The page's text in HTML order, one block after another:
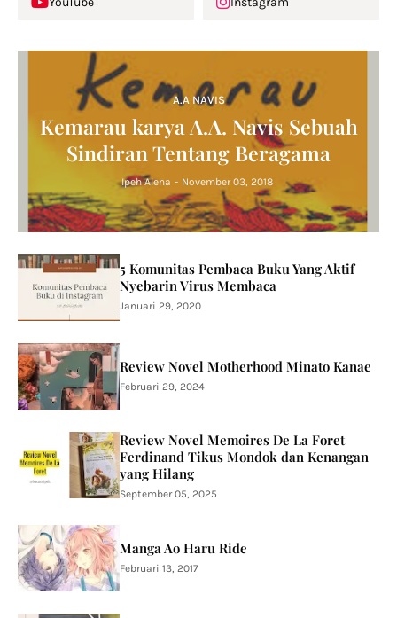
A.A NAVIS
Kemarau karya A.A. Navis Sebuah
Sindiran Tentang Beragama
Ipeh Alena - November 03, 2018
5 Komunitas Pembaca Buku Yang Aktif
Nyebarin Virus Membaca
Januari 29, 2020
Review Novel Motherhood Minato Kanae
Februari 29, 2024
Review Novel Memoires De La Foret
Ferdinand Tikus Mondok dan Kenangan
yang Hilang
September 05, 2025
Manga Ao Haru Ride
Februari 13, 2017